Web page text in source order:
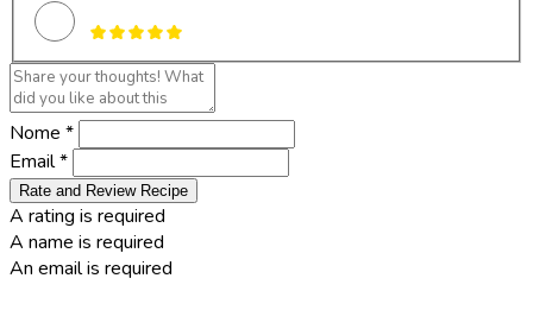
Nome *
Email *
Rate and Review Recipe
A rating is required
A name is required
An email is required